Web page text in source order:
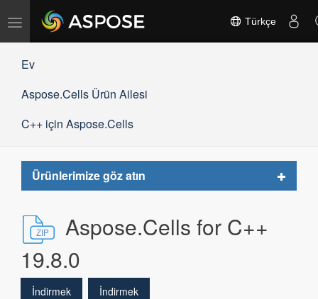
Gezinmeyi
Türkçe
Ev
Aspose.Cells Ürün Ailesi
C++ için Aspose.Cells
Ürünlerimize göz atın
Toggle
Aspose.Cells for C++
19.8.0
İndirmek İndirmek